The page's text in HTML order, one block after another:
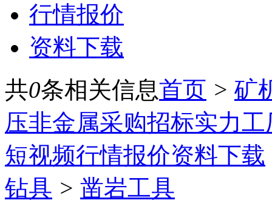
行情报价
资料下载
共0条相关信息首页 > 矿
压非金属采购招标实力工
短视频行情报价资料下载
钻具 > 凿岩工具